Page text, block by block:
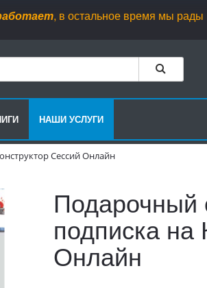
, в остальное время мы рады вас
НАШИ УСЛУГИ
Сессий Онлайн
Подарочный
подписка на
Онлайн